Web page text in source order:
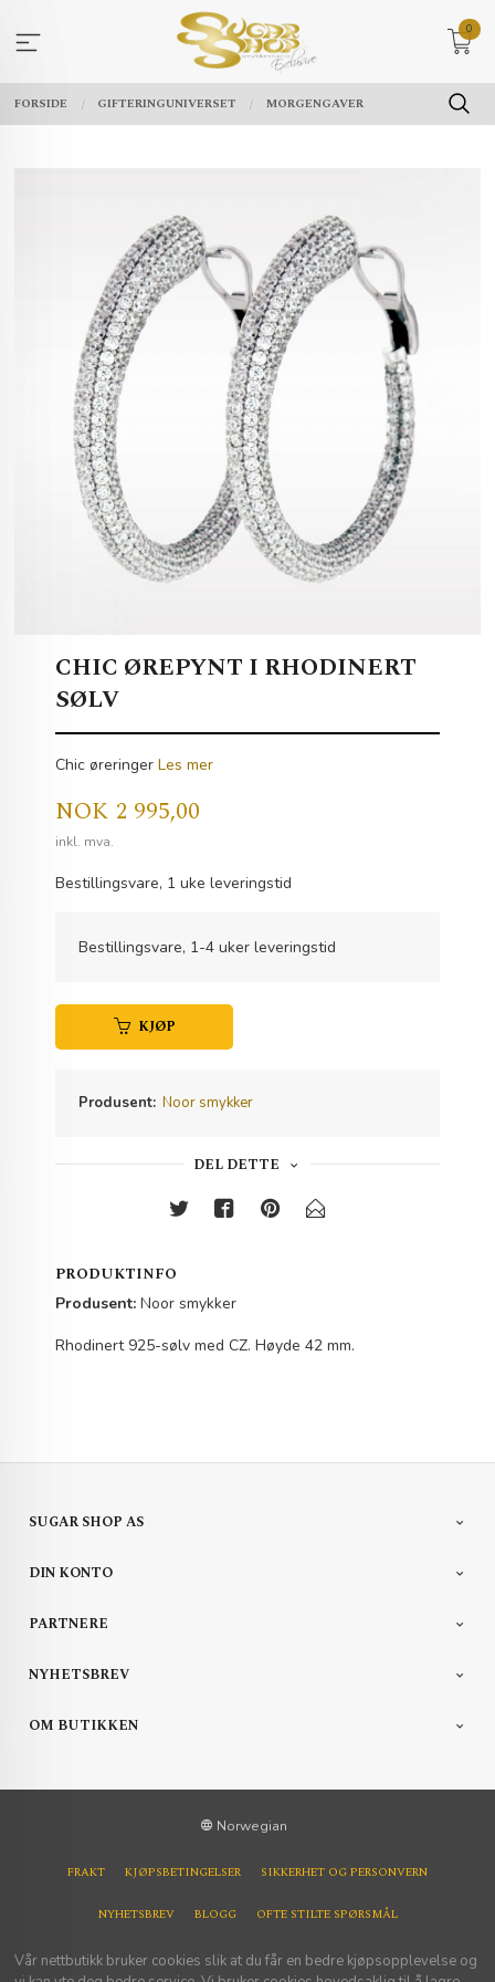
innholdet
0
FORSIDE GIFTERINGUNIVERSET MORGENGAVER
CHIC ØREPYNT I RHODINERT
SØLV
Chic øreringerLes mer
Pris
NOK 2 995,00
inkl. mva.
Bestillingsvare, 1 uke leveringstid
Bestillingsvare, 1-4 uker leveringstid
KJØP
Produsent: Noor smykker
DEL DETTE
PRODUKTINFO
Produsent: Noor smykker
Rhodinert 925-sølv med CZ. Høyde 42 mm.
SUGAR SHOP AS
DIN KONTO
PARTNERE
NYHETSBREV
OM BUTIKKEN
Norwegian
FRAKT KJØPSBETINGELSER SIKKERHET OG PERSONVERN
NYHETSBREV BLOGG OFTE STILTE SPØRSMÅL
Vår nettbutikk bruker cookies slik at du får en bedre kjøpsopplevelse og